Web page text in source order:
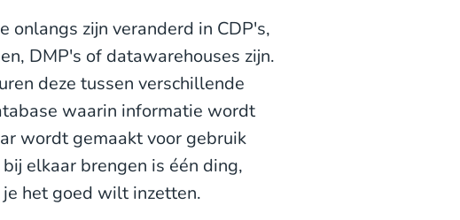
onlangs zijn veranderd in CDP's,
DMP's of datawarehouses zijn.
deze tussen verschillende
waarin informatie wordt
wordt gemaakt voor gebruik
elkaar brengen is één ding,
het goed wilt inzetten.